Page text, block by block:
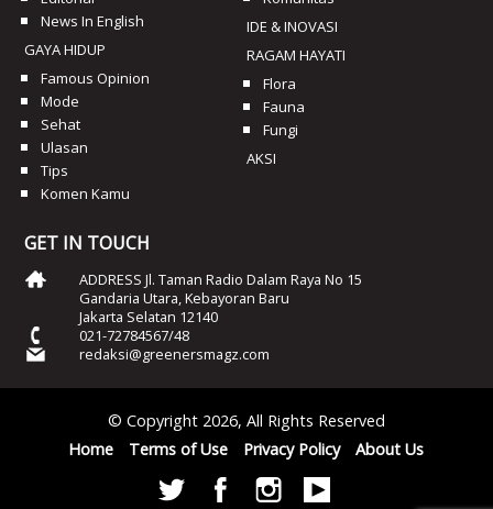
News In English
GAYA HIDUP
Famous Opinion
Mode
Sehat
Ulasan
Tips
Komen Kamu
IDE & INOVASI
RAGAM HAYATI
Flora
Fauna
Fungi
AKSI
GET IN TOUCH
ADDRESS Jl. Taman Radio Dalam Raya No 15
Gandaria Utara, Kebayoran Baru
Jakarta Selatan 12140
021-72784567/48
redaksi@greenersmagz.com
© Copyright 2026, All Rights Reserved
Home
Terms of Use Privacy Policy About Us